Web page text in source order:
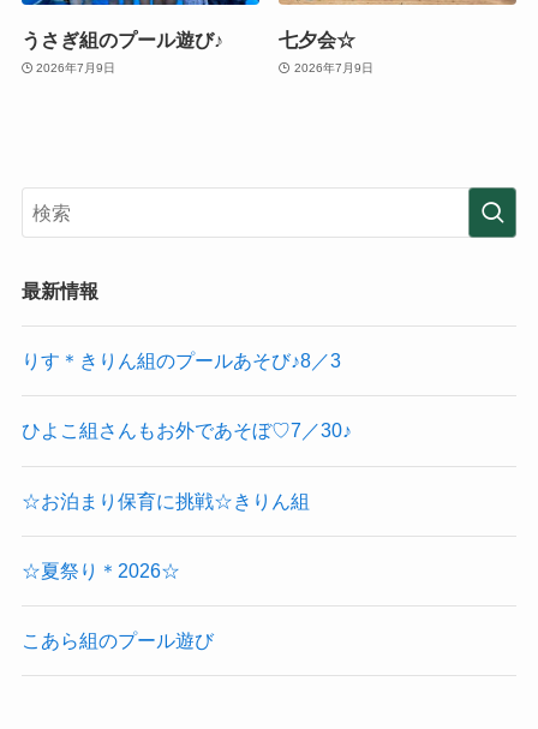
うさぎ組のプール遊び♪
2026年7月9日
七夕会☆
2026年7月9日
最新情報
りす＊きりん組のプールあそび♪8／3
ひよこ組さんもお外であそぼ♡7／30♪
☆お泊まり保育に挑戦☆きりん組
☆夏祭り＊2026☆
こあら組のプール遊び